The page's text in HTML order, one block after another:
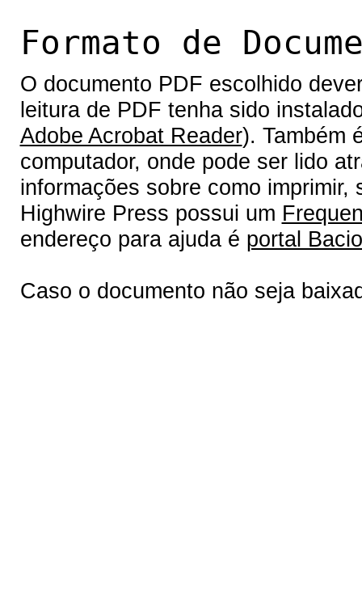
Formato de
O documento PDF escolhido
leitura de PDF tenha sido
Adobe Acrobat Reader). Também
computador, onde pode ser lido
informações sobre como
Highwire Press possui um
endereço para ajuda é portal
Caso o documento não seja